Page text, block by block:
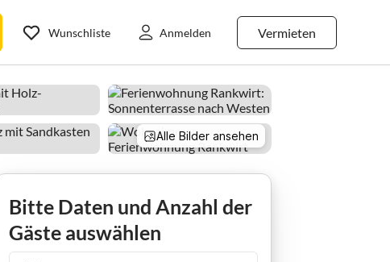
Vermieten
Wunschliste Anmelden
Alle Bilder ansehen
Bitte Daten und Anzahl der
Gäste auswählen